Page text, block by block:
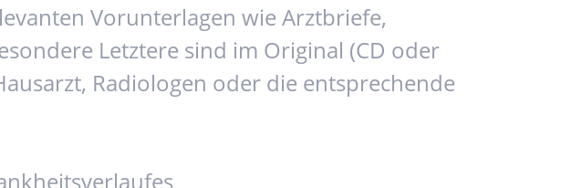
Vorunterlagen wie Arztbriefe,
Letztere sind im Original (CD oder
Radiologen oder die entsprechende